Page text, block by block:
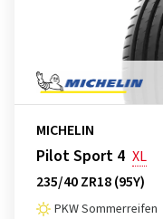
MICHELIN
Pilot Sport 4 XL
235/40 ZR18 (95Y)
PKW Sommerreifen